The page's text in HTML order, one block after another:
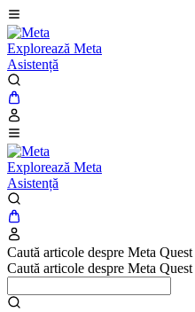
Explorează Meta
Asistență
Explorează Meta
Asistență
Caută articole despre Meta Quest
Caută articole despre Meta Quest